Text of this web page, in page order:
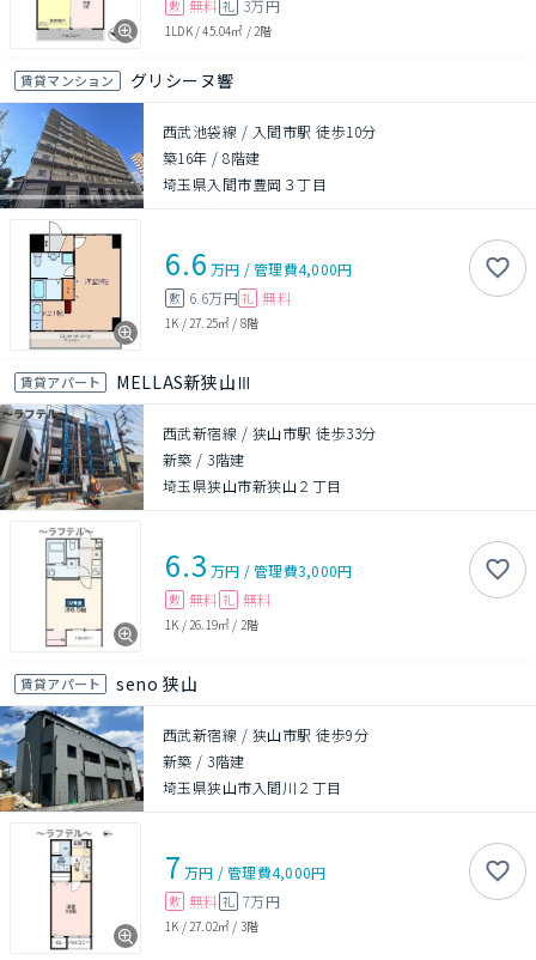
敷 無料 礼 3万円
1LDK/45.04㎡ /2階
賃貸マンション グリシーヌ響
西武池袋線 / 入間市駅 徒歩10分
築16年 /8階建
埼玉県入間市豊岡３丁目
6.6 万円 /管理費4,000円
敷 6.6万円 礼 無料
1K / 27.25㎡ / 8階
賃貸アパート MELLAS新狭山Ⅲ
西武新宿線 / 狭山市駅 徒歩33分
新築 / 3階建
埼玉県狭山市新狭山２丁目
6.3 万円 /管理費3,000円
敷 無料 礼 無料
1K / 26.19㎡ / 2階
賃貸アパート seno 狭山
西武新宿線 / 狭山市駅 徒歩9分
新築 / 3階建
埼玉県狭山市入間川２丁目
7 万円 /管理費4,000円
敷 無料 礼 7万円
1K / 27.02㎡ / 3階